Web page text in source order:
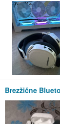
Brezžične